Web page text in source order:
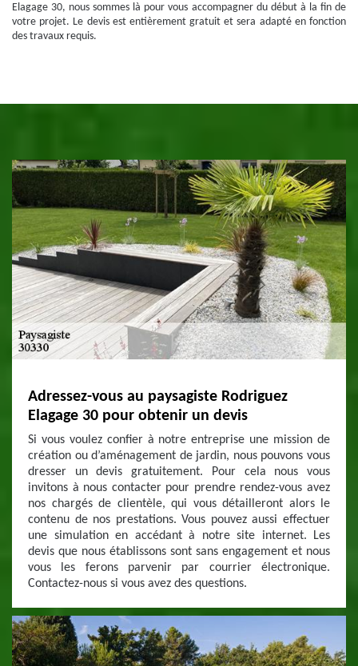
Elagage 30, nous sommes là pour vous accompagner du début à la fin de
votre projet. Le devis est entièrement gratuit et sera adapté en fonction
des travaux requis.
Adressez-vous au paysagiste Rodriguez
Elagage 30 pour obtenir un devis
Si vous voulez confier à notre entreprise une mission de
création ou d’aménagement de jardin, nous pouvons vous
dresser un devis gratuitement. Pour cela nous vous
invitons à nous contacter pour prendre rendez-vous avez
nos chargés de clientèle, qui vous détailleront alors le
contenu de nos prestations. Vous pouvez aussi effectuer
une simulation en accédant à notre site internet. Les
devis que nous établissons sont sans engagement et nous
vous les ferons parvenir par courrier électronique.
Contactez-nous si vous avez des questions.